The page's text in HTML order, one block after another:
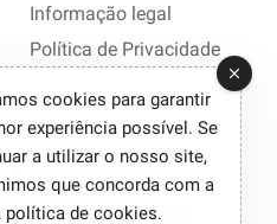
Informação legal
Política de Privacidade
© 2012-2026 Bom
de desconto e promoções
clique.
programas de afiliação.
cookies para garantir
experiência possível. Se
a utilizar o nosso site,
que concorda com a
política de cookies.